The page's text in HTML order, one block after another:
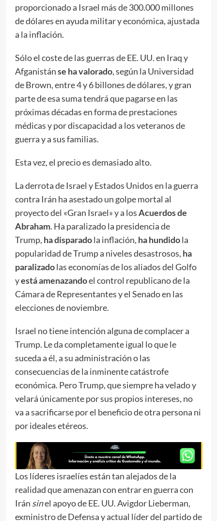
proporcionado a Israel más de 300.000 millones
de dólares en ayuda militar y económica, ajustada
a la inflación.
Sólo el coste de las guerras de EE. UU. en Iraq y
Afganistánse ha valorado, según la Universidad
de Brown, entre 4 y 6 billones de dólares, y gran
parte de esa suma tendrá que pagarse en las
próximas décadas en forma de prestaciones
médicas y por discapacidad a los veteranos de
guerra y a sus familias.
Esta vez, el precio es demasiado alto.
La derrota de Israel y Estados Unidos en la guerra
contra Irán ha asestado un golpe mortal al
proyecto del «Gran Israel» y a losAcuerdos de
Abraham. Ha paralizado la presidencia de
Trump, ha disparadola inflación, ha hundidola
popularidad de Trump a niveles desastrosos, ha
paralizadolas economías de los aliados del Golfo
yestá amenazandoel control republicano de la
Cámara de Representantes y el Senado en las
elecciones de noviembre.
Israel no tiene intención alguna de complacer a
Trump. Le da completamente igual lo que le
suceda a él, a su administración o las
consecuencias de la inminente catástrofe
económica. Pero Trump, que siempre ha velado y
velará únicamente por sus propios intereses, no
va a sacrificarse por el beneficio de otra persona ni
por ideales etéreos.
Los líderes israelíes están tan alejados de la
realidad que amenazan con entrar en guerra con
Irán sinel apoyo de EE. UU. Avigdor Lieberman,
exministro de Defensa y actual líder del partido de